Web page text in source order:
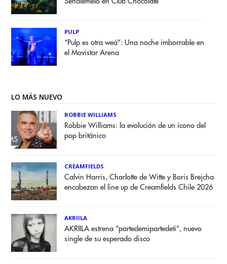
PULP
“Pulp es otra weá”: Una noche imborrable en
el Movistar Arena
LO MÁS NUEVO
ROBBIE WILLIAMS
Robbie Williams: la evolución de un ícono del
pop británico
CREAMFIELDS
Calvin Harris, Charlotte de Witte y Boris Brejcha
encabezan el line up de Creamfields Chile 2026
AKRIILA
AKRIILA estrena “partedemipartedeti”, nuevo
single de su esperado disco